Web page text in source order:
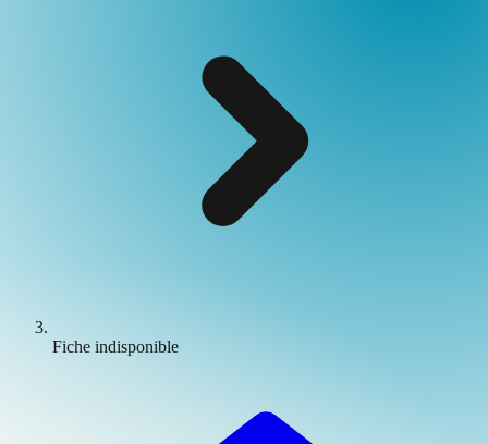
Fiche indisponible